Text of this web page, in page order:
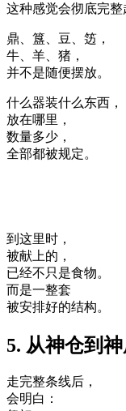
这种感觉会彻底完整
鼎、簋、豆、笾，
牛、羊、猪，
并不是随便摆放。
什么器装什么东西，
放在哪里，
数量多少，
全部都被规定。
到这里时，
被献上的，
已经不只是食物。
而是一整套
被安排好的结构。
5. 从神仓到
走完整条线后，
会明白：